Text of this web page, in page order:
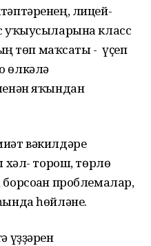
лицей-
уҡыусыларына класс
төп маҡсаты - үҫеп
өлкәлә
яҡындан
вәкилдәре
хәл- торош, төрлө
проблемалар,
һөйләне.
үҙҙәрен